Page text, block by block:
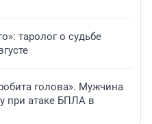
таролог о судьбе
голова». Мужчина
при атаке БПЛА в